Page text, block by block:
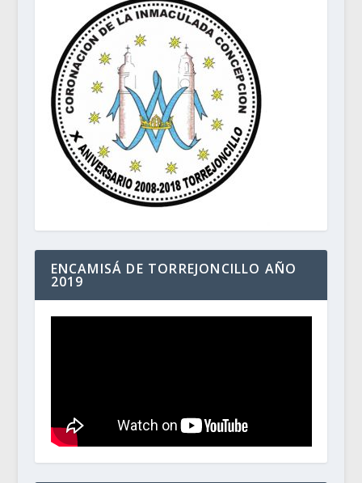
ENCAMISÁ DE TORREJONCILLO AÑO
2019